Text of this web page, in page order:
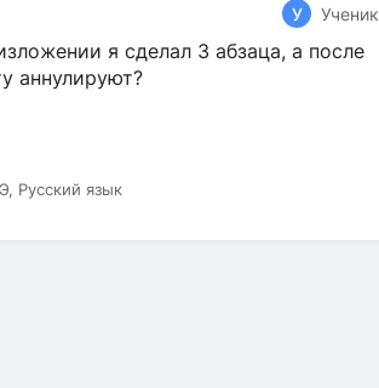
У Ученик
я сделал 3 абзаца, а после
аннулируют?
Русский язык